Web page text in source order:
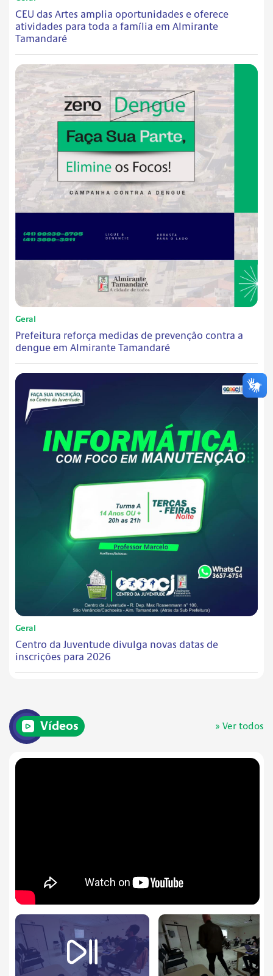
CEU das Artes amplia oportunidades e oferece
atividades para toda a família em Almirante
Tamandaré
Geral
Prefeitura reforça medidas de prevenção contra a
dengue em Almirante Tamandaré
Geral
Centro da Juventude divulga novas datas de
inscrições para 2026
Vídeos » Ver todos